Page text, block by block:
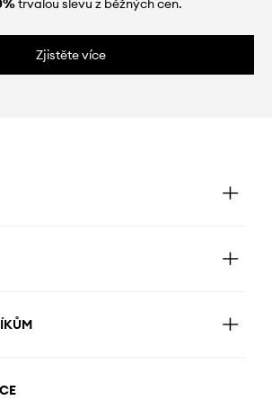
trvalou slevu z běžných cen.
Zjistěte více